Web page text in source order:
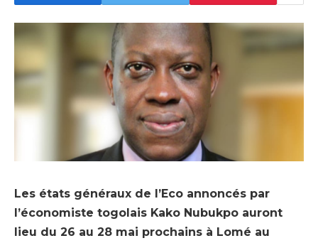
Les états généraux de l’Eco annoncés par
l’économiste togolais Kako Nubukpo auront
lieu du 26 au 28 mai prochains à Lomé au